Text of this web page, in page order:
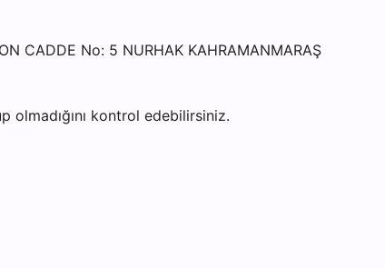
CADDE No: 5 NURHAK KAHRAMANMARAŞ
olmadığını kontrol edebilirsiniz.